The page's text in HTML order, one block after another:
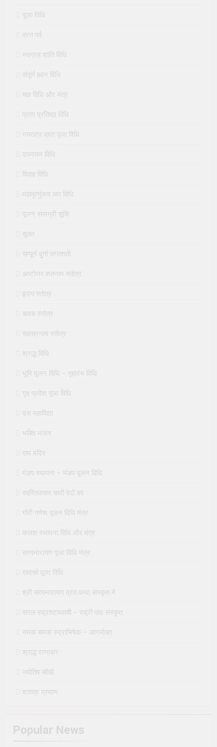
पूजा विधि
व्रत पर्व
नवग्रह शांति विधि
संपूर्ण हवन विधि
यज्ञ विधि और मंत्र
प्राण प्रतिष्ठा विधि
नवरात्र व्रत पूजा विधि
उपनयन विधि
विवाह विधि
महामृत्युंजय जप विधि
पूजन सामग्री सूचि
सूक्त
सम्पूर्ण दुर्गा सप्तशती
अष्टोत्तर शतनाम स्तोत्र
हृदय स्तोत्र
कवच स्तोत्र
सहस्रनाम स्तोत्र
श्राद्ध विधि
भूमि पूजन विधि – गृहारंभ विधि
गृह प्रवेश पूजा विधि
दस महाविद्या
भक्ति भजन
राम मंदिर
मंडप स्थापना – मंडप पूजन विधि
स्वस्तिवाचन चारों वेदों का
गौरी गणेश पूजन विधि मंत्र
कलश स्थापना विधि और मंत्र
सत्यनारायण पूजा विधि मंत्र
रामार्चा पूजा विधि
श्री सत्यनारायण व्रत कथा संस्कृत में
सरल रुद्राष्टाध्यायी – रुद्री पाठ संस्कृत
नमक चमक रुद्राभिषेक – आगमोक्त
श्राद्ध रत्नाकर
ज्योतिष सीखें
शास्त्र प्रमाण
Popular News